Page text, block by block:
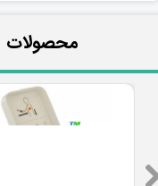
​محصولات